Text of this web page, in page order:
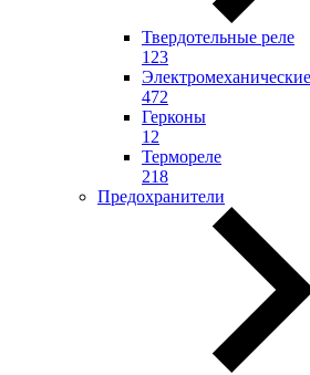
Твердотельные реле
123
472
Герконы
12
Термореле
218
Предохранители